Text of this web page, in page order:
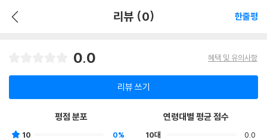
리뷰 (0) 한줄평
0.0 혜택 및 유의사항
리뷰 쓰기
평점 분포
10
0%
연령대별 평균 점수
10대
0.0